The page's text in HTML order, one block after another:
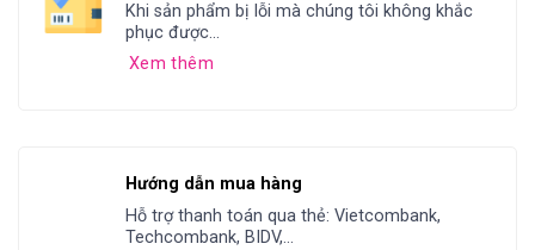
Khi sản phẩm bị lỗi mà chúng tôi không khắc
phục được...
Xem thêm
Hướng dẫn mua hàng
Hỗ trợ thanh toán qua thẻ: Vietcombank,
Techcombank, BIDV,...